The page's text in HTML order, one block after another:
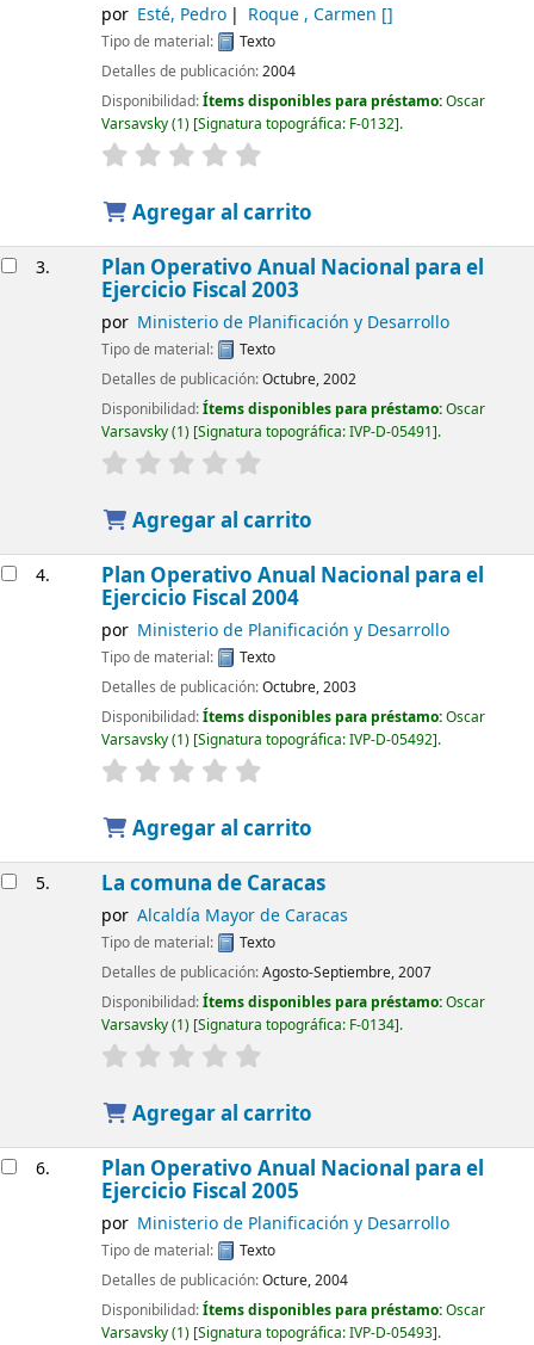
por Esté, Pedro Roque , Carmen []
Tipo de material:
Texto
Detalles de publicación:2004
Disponibilidad:Ítems disponibles para préstamo:Oscar
Varsavsky(1) Signatura topográfica: F-0132 .
Agregar al carrito
3. Plan Operativo Anual Nacional para el
Ejercicio Fiscal 2003
por Ministerio de Planificación y Desarrollo
Tipo de material:
Texto
Detalles de publicación:Octubre, 2002
Disponibilidad:Ítems disponibles para préstamo:Oscar
Varsavsky(1) Signatura topográfica:IVP-D-05491 .
Agregar al carrito
4. Plan Operativo Anual Nacional para el
Ejercicio Fiscal 2004
por Ministerio de Planificación y Desarrollo
Tipo de material:
Texto
Detalles de publicación:Octubre, 2003
Disponibilidad:Ítems disponibles para préstamo:Oscar
Varsavsky(1) Signatura topográfica:IVP-D-05492 .
Agregar al carrito
5. La comuna de Caracas
por Alcaldía Mayor de Caracas
Tipo de material:
Texto
Detalles de publicación:Agosto-Septiembre, 2007
Disponibilidad:Ítems disponibles para préstamo:Oscar
Varsavsky(1) Signatura topográfica: F-0134 .
Agregar al carrito
6. Plan Operativo Anual Nacional para el
Ejercicio Fiscal 2005
por Ministerio de Planificación y Desarrollo
Tipo de material:
Texto
Detalles de publicación:Octure, 2004
Disponibilidad:Ítems disponibles para préstamo:Oscar
Varsavsky(1) Signatura topográfica:IVP-D-05493 .